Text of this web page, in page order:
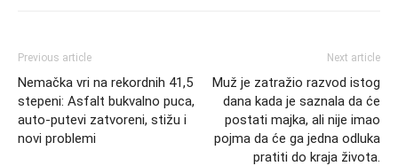
Previous article
Nemačka vri na rekordnih 41,5
stepeni: Asfalt bukvalno puca,
auto-putevi zatvoreni, stižu i
novi problemi
Next article
Muž je zatražio razvod istog
dana kada je saznala da će
postati majka, ali nije imao
pojma da će ga jedna odluka
pratiti do kraja života.